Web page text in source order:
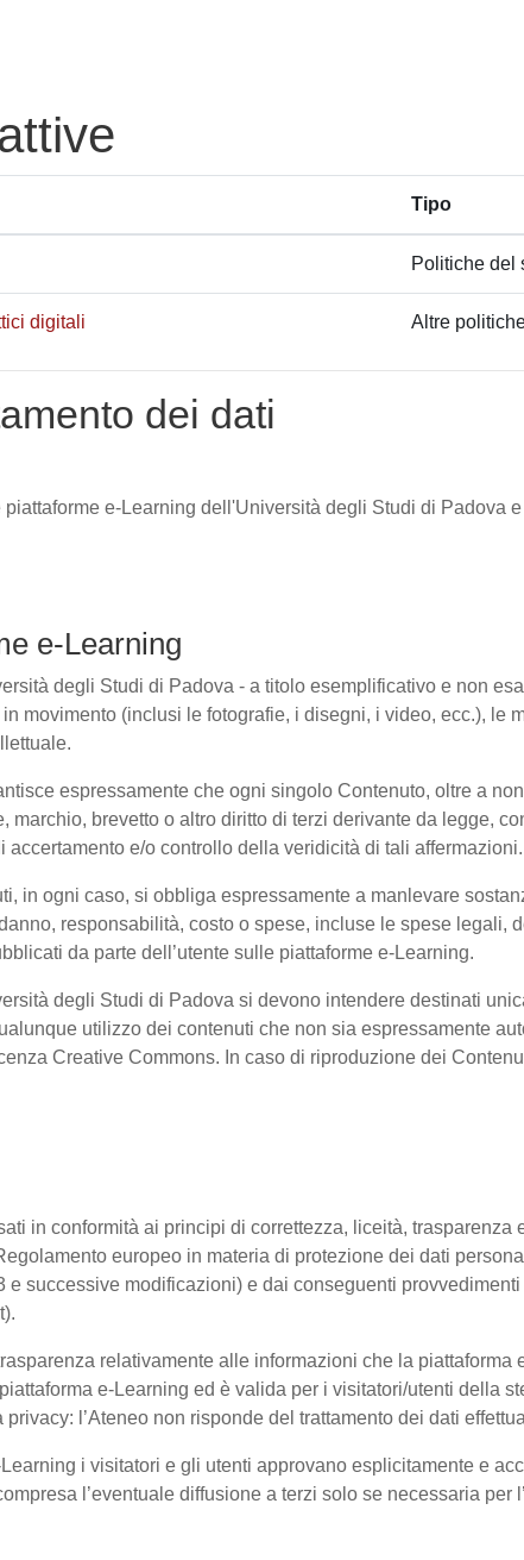
Tipo
Politiche del
digitali Altre
dei dati
e-Learning dell'Università degli Studi di Padova
e-Learning
degli Studi di Padova - a titolo esemplificativo e non
movimento (inclusi le fotografie, i disegni, i video, ecc.), le
espressamente che ogni singolo Contenuto, oltre a
brevetto o altro diritto di terzi derivante da legge,
e/o controllo della veridicità di tali affermazioni.
in ogni caso, si obbliga espressamente a manlevare
responsabilità, costo o spese, incluse le spese legali,
da parte dell’utente sulle piattaforme e-Learning.
degli Studi di Padova si devono intendere destinati
utilizzo dei contenuti che non sia espressamente
Creative Commons. In caso di riproduzione dei
in conformità ai principi di correttezza, liceità,
europeo in materia di protezione dei dati
successive modificazioni) e dai conseguenti
relativamente alle informazioni che la piattaforma
e-Learning ed è valida per i visitatori/utenti della
l’Ateneo non risponde del trattamento dei dati
i visitatori e gli utenti approvano esplicitamente e
l’eventuale diffusione a terzi solo se necessaria per